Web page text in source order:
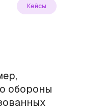
Кейсы
обороны